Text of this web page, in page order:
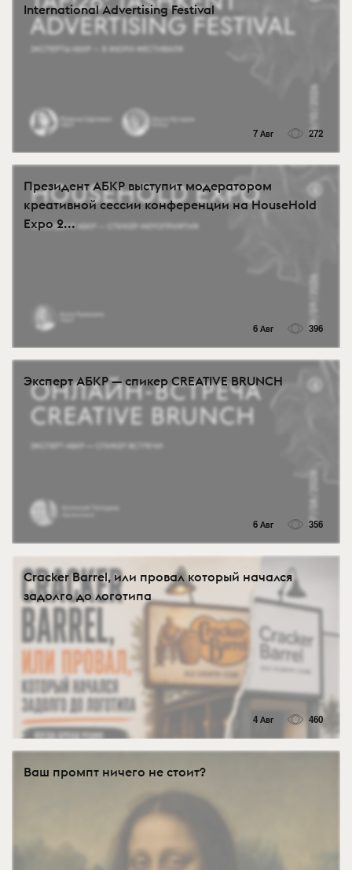
International Advertising Festival
7 Авг 272
Президент АБКР выступит модератором
креативной сессии конференции на HouseHold
Expo 2...
6 Авг 396
Эксперт АБКР — спикер CREATIVE BRUNCH
6 Авг 356
Cracker Barrel, или провал который начался
задолго до логотипа
4 Авг 460
Ваш промпт ничего не стоит?